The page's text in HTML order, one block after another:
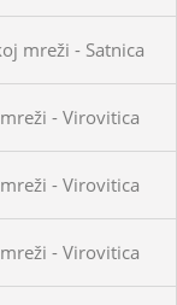
mreži - Satnica
- Virovitica
- Virovitica
- Virovitica